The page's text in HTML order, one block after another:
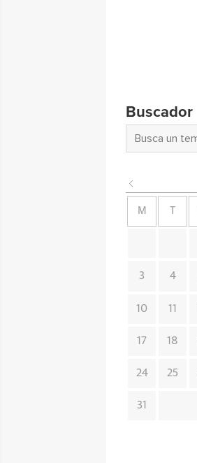
Buscador
M
3 4
10 11
17 18
24 25
31